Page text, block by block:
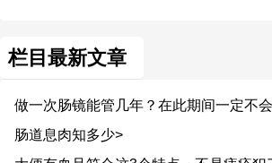
栏目最新文章
做一次肠镜能管几年？在此期间一定不
肠道息肉知多少>